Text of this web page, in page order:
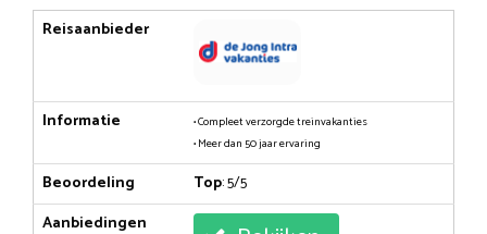
Reisaanbieder
Informatie
• Compleet verzorgde treinvakanties
• Meer dan 50 jaar ervaring
Beoordeling Top: 5/5
Aanbiedingen